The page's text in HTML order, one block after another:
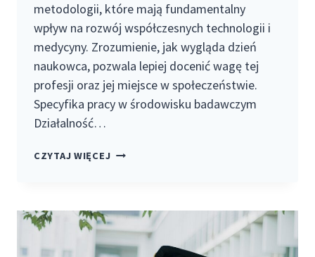
metodologii, które mają fundamentalny
wpływ na rozwój współczesnych technologii i
medycyny. Zrozumienie, jak wygląda dzień
naukowca, pozwala lepiej docenić wagę tej
profesji oraz jej miejsce w społeczeństwie.
Specyfika pracy w środowisku badawczym
Działalność…
CZYTAJ WIĘCEJPRACA
NAUKOWYCH
–
JAK